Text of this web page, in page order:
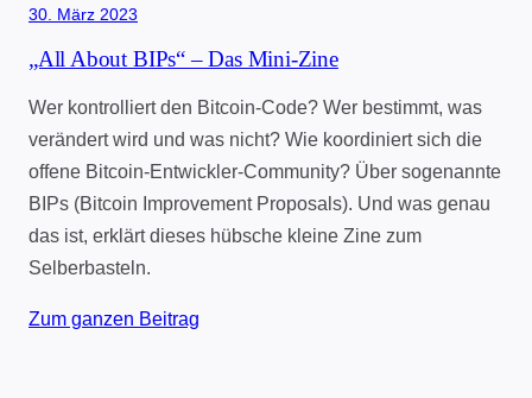
30. März 2023
„All About BIPs“ – Das Mini-Zine
Wer kontrolliert den Bitcoin-Code? Wer bestimmt, was
verändert wird und was nicht? Wie koordiniert sich die
offene Bitcoin-Entwickler-Community? Über sogenannte
BIPs (Bitcoin Improvement Proposals). Und was genau
das ist, erklärt dieses hübsche kleine Zine zum
Selberbasteln.
Zum ganzen Beitrag